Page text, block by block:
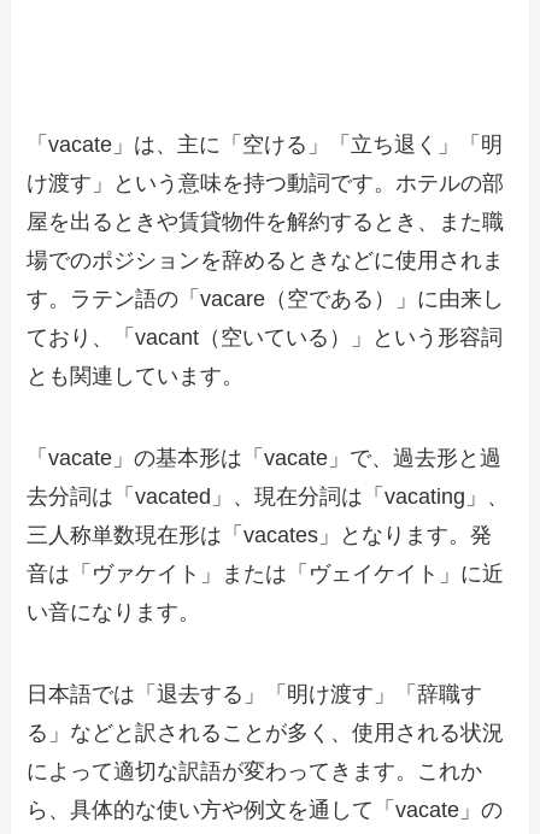
「vacate」は、主に「空ける」「立ち退く」「明
け渡す」という意味を持つ動詞です。ホテルの部
屋を出るときや賃貸物件を解約するとき、また職
場でのポジションを辞めるときなどに使用されま
す。ラテン語の「vacare（空である）」に由来し
ており、「vacant（空いている）」という形容詞
とも関連しています。
「vacate」の基本形は「vacate」で、過去形と過
去分詞は「vacated」、現在分詞は「vacating」、
三人称単数現在形は「vacates」となります。発
音は「ヴァケイト」または「ヴェイケイト」に近
い音になります。
日本語では「退去する」「明け渡す」「辞職す
る」などと訳されることが多く、使用される状況
によって適切な訳語が変わってきます。これか
ら、具体的な使い方や例文を通して「vacate」の